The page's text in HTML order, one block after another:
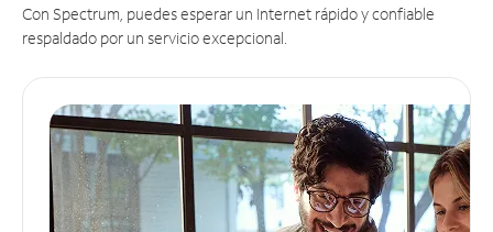
Con Spectrum, puedes esperar un Internet rápido y confiable
respaldado por un servicio excepcional.